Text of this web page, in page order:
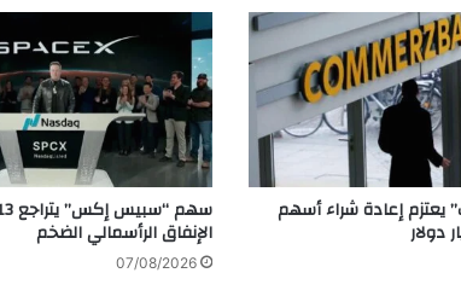
e
B
a
s
e
d
H
a
r
يعتزم إعادة شراء أسهم
الإنفاق الرأسمالي الضخم
07/08/2026